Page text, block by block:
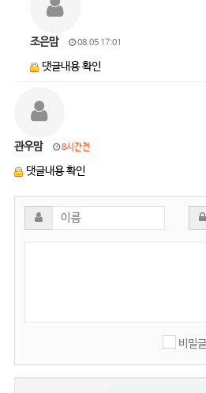
조은맘 08.05 17:01
댓글내용 확인
관우맘 8시간전
댓글내용 확인
비밀